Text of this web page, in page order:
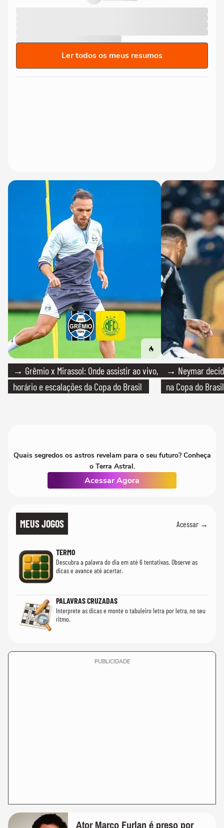
Ler todos os meus resumos
→ Grêmio x Mirassol: Onde assistir ao vivo,
horário e escalações da Copa do Brasil
→ Neymar
na Copa do Brasil
Quais segredos os astros revelam para o seu futuro? Conheça
o Terra Astral.
Acessar Agora
MEUS JOGOS Acessar →
TERMO
Descubra a palavra do dia em até 6 tentativas. Observe as
dicas e avance até acertar.
PALAVRAS CRUZADAS
Interprete as dicas e monte o tabuleiro letra por letra, no seu
ritmo.
PUBLICIDADE
Ator Marco Furlan é preso por